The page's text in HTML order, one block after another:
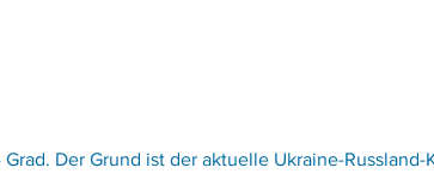
Grad. Der Grund ist der aktuelle Ukraine-